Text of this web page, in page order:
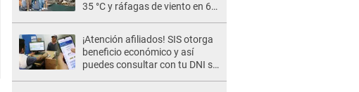
35 °C y ráfagas de viento en 6
¡Atención afiliados! SIS otorga
beneficio económico y así
puedes consultar con tu DNI si